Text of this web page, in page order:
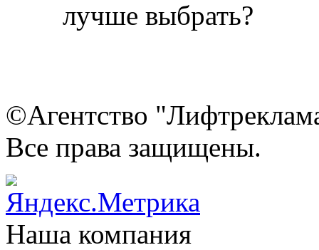
©Агентство
Все права защищены.
Наша компания